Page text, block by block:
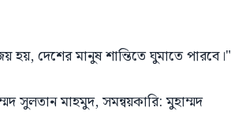
হয়, দেশের মানুষ শান্তিতে ঘুমাতে পারবে।"
সুলতান মাহমুদ, সমন্বয়কারি: মুহাম্মদ